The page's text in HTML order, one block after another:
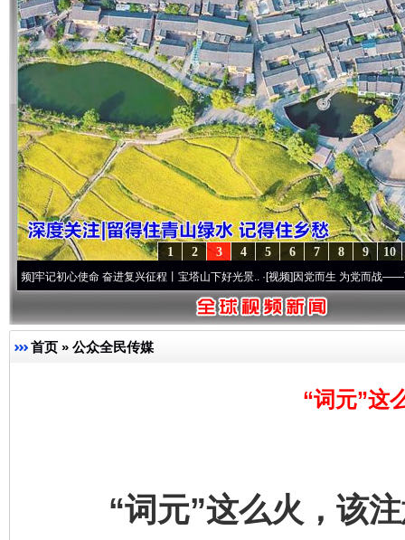
10
9
8
7
6
5
4
3
2
1
心使命 奋进复兴征程丨宝塔山下好光景..·[视频]因党而生 为党而战——百年“纪”事⑧
首页 » 公众全民传媒
“词元”这
“词元”这么火，该注